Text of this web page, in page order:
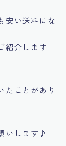
安い送料にな
紹介します
たことがあり
いします♪